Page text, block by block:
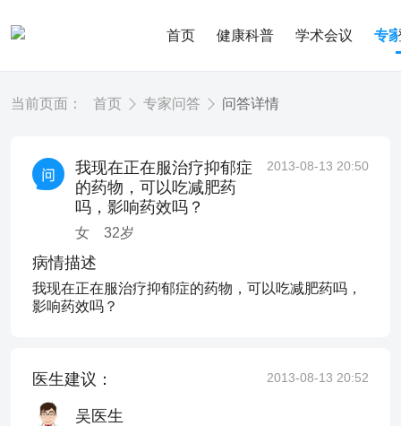
首页 健康科普 学术会议 专
当前页面： 首页 专家问答 问答详情
我现在正在服治疗抑郁症
的药物，可以吃减肥药
吗，影响药效吗？
女 32岁
2013-08-13 20:50
病情描述
我现在正在服治疗抑郁症的药物，可以吃减肥药吗，
影响药效吗？
医生建议： 2013-08-13 20:52
吴医生